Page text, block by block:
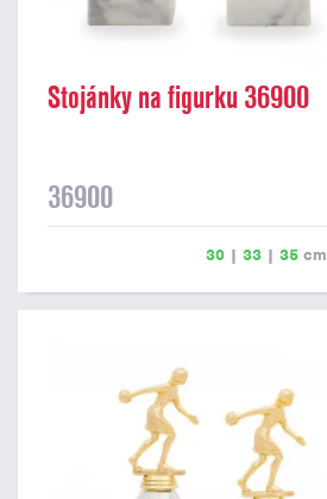
Stojánky na figurku 36900
36900
30 | 33 | 35 cm